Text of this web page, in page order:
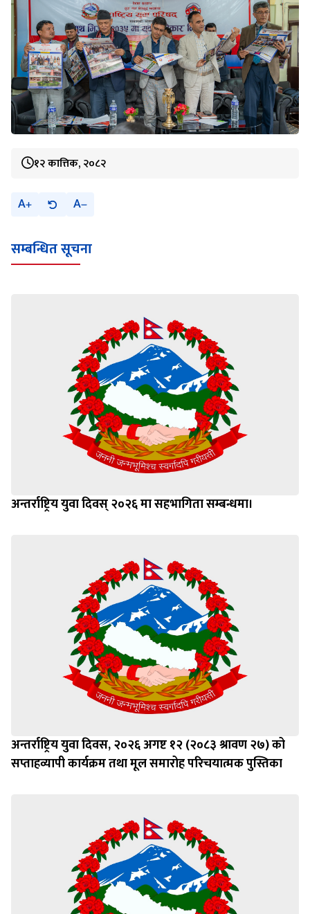
१२ कात्तिक, २०८२
A A
सम्बन्धित सूचना
अन्तर्राष्ट्रिय युवा दिवस् २०२६ मा सहभागिता सम्बन्धमा।
अन्तर्राष्ट्रिय युवा दिवस, २०२६ अगष्ट १२ (२०८३ श्रावण २७) को
सप्ताहव्यापी कार्यक्रम तथा मूल समारोह परिचयात्मक पुस्तिका